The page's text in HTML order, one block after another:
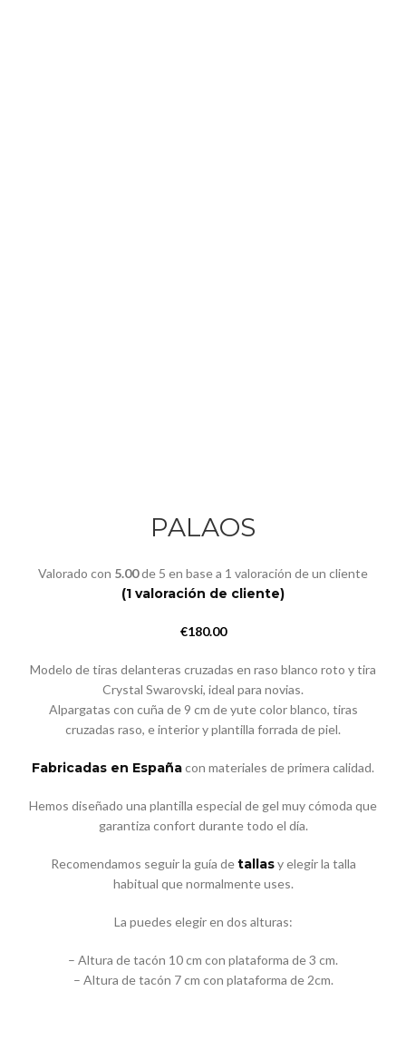
PALAOS
Valorado con 5.00de 5 en base a 1 valoración de un cliente
(1 valoración de cliente)
€180.00
Modelo de tiras delanteras cruzadas en raso blanco roto y tira
Crystal Swarovski, ideal para novias.
Alpargatas con cuña de 9 cm de yute color blanco, tiras
cruzadas raso, e interior y plantilla forrada de piel.
Fabricadas en Españacon materiales de primera calidad.
Hemos diseñado una plantilla especial de gel muy cómoda que
garantiza confort durante todo el día.
Recomendamos seguir la guía detallasy elegir la talla
habitual que normalmente uses.
La puedes elegir en dos alturas:
– Altura de tacón 10 cm con plataforma de 3 cm.
– Altura de tacón 7 cm con plataforma de 2cm.